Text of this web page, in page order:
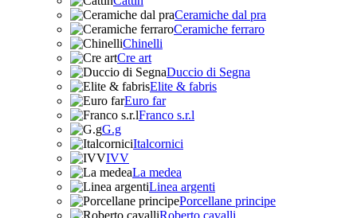
Ceramiche dal pra
Ceramiche ferraro
Chinelli
Cre art
Duccio di Segna
Elite & fabris
Euro far
Franco s.r.l
G.g
Italcornici
IVV
La medea
Linea argenti
Porcellane principe
Roberto cavalli